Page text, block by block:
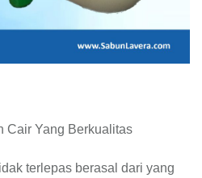
Cair Yang Berkualitas
terlepas berasal dari yang